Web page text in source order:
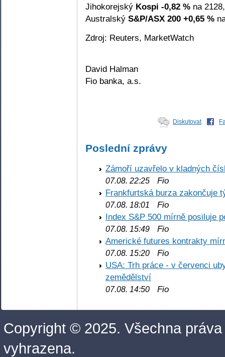
Jihokorejský Kospi -0,82 % na
Australský S&P/ASX 200 +0,65 %
Zdroj: Reuters, MarketWatch
David Halman
Fio banka, a.s.
Diskutovat
Poslední zprávy
Zámoří uzavřelo v kladných
07.08. 22:25 Fio
Frankfurtská burza zakončuje
07.08. 18:01
Fio
Index S&P 500 mírně posiluje
07.08. 15:49 Fio
Americké futures kontrakty
07.08. 15:20 Fio
USA: Trh práce - v červenci
zemědělství
07.08. 14:50 Fio
Copyright © 2025. Všechna práva
vyhrazena.